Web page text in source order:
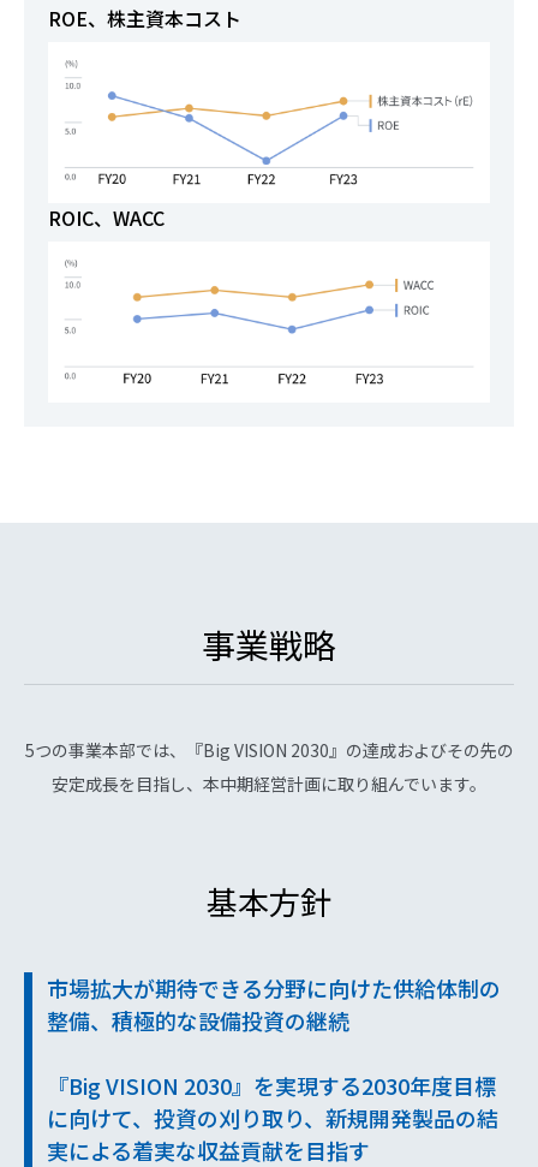
ROE、株主資本コスト
ROIC、WACC
事業戦略
5つの事業本部では、『Big VISION 2030』の達成およびその先の
安定成長を目指し、本中期経営計画に取り組んでいます。
基本方針
市場拡大が期待できる分野に向けた供給体制の
整備、積極的な設備投資の継続
『Big VISION 2030』を実現する2030年度目標
に向けて、投資の刈り取り、新規開発製品の結
実による着実な収益貢献を目指す